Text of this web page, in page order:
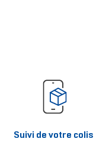
Suivi de votre colis